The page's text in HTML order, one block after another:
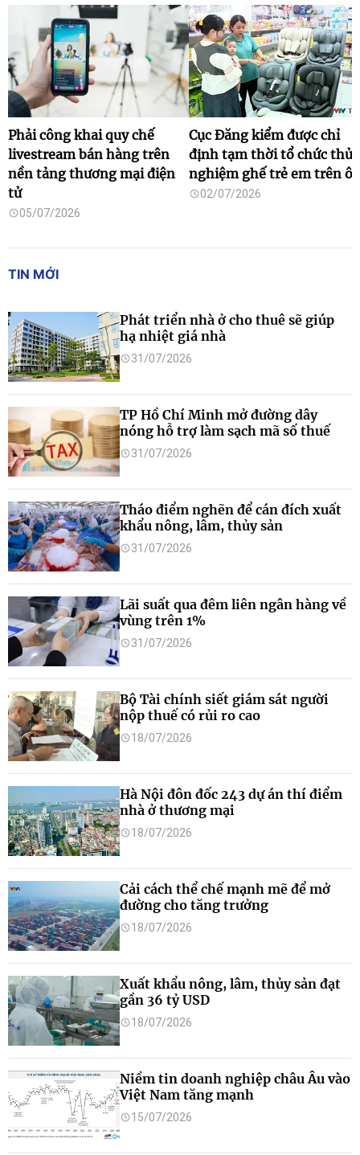
Phải công khai quy chế
livestream bán hàng trên
nền tảng thương mại điện
tử
05/07/2026
Cục Đăng kiểm được chỉ
định tạm thời tổ chức thử
nghiệm ghế trẻ em trên ô
02/07/2026
TIN MỚI
Phát triển nhà ở cho thuê sẽ giúp
hạ nhiệt giá nhà
31/07/2026
TP Hồ Chí Minh mở đường dây
nóng hỗ trợ làm sạch mã số thuế
31/07/2026
Tháo điểm nghẽn để cán đích xuất
khẩu nông, lâm, thủy sản
31/07/2026
Lãi suất qua đêm liên ngân hàng về
vùng trên 1%
31/07/2026
Bộ Tài chính siết giám sát người
nộp thuế có rủi ro cao
18/07/2026
Hà Nội đôn đốc 243 dự án thí điểm
nhà ở thương mại
18/07/2026
Cải cách thể chế mạnh mẽ để mở
đường cho tăng trưởng
18/07/2026
Xuất khẩu nông, lâm, thủy sản đạt
gần 36 tỷ USD
18/07/2026
Niềm tin doanh nghiệp châu Âu vào
Việt Nam tăng mạnh
15/07/2026